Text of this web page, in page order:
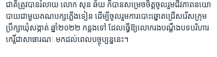
ជាតិ​ត្រូវ​បាន​រំលាយ ​លោក សុន ឆ័យ ក៏​បាន​សម្រេច​ចិត្ត​ចូល​រួម​ជីវភាព​នយោ​
បាយ​ជាមួយ​គណ​បក្ស​ភ្លើង​ទៀន ដើម្បី​ចូល​រួមការ​បោះឆ្នោត​ជ្រើស​រើស​ក្រុម
ប្រឹក្សាឃុំ​សង្កាត់ ​ឆ្នាំ​២០២២ ​កន្លង​ទៅ​ ​ដែល​ធ្វើ​ឱ្យ​លោករង​បណ្តឹងបទបរិហារ
កេរ្តិ៍​ជាសាធារណៈ មក​ដល់​ពេល​បច្ចុប្បន្ន​នេះ។